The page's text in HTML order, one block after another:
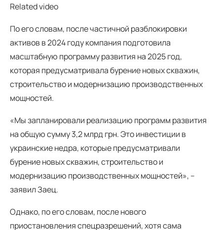
Related video
По его словам, после частичной разблокировки
активов в 2024 году компания подготовила
масштабную программу развития на 2025 год,
которая предусматривала бурение новых скважин,
строительство и модернизацию производственных
мощностей.
«Мы запланировали реализацию программ развития
на общую сумму 3,2 млрд грн. Это инвестиции в
украинские недра, которые предусматривали
бурение новых скважин, строительство и
модернизацию производственных мощностей», –
заявил Заец.
Однако, по его словам, после нового
приостановления спецразрешений, хотя сама